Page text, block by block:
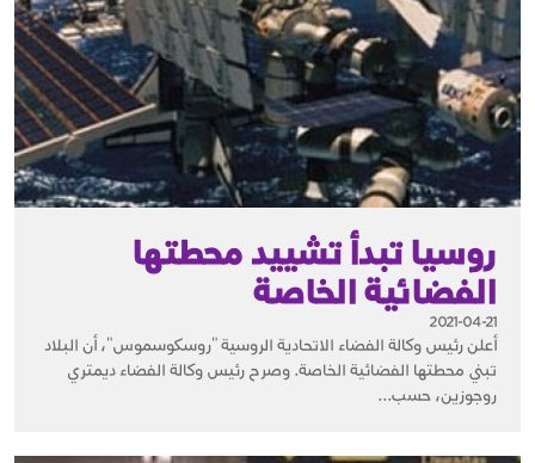
روسيا تبدأ تشييد محطتها
الفضائية الخاصة
2021-04-21
أعلن رئيس وكالة الفضاء الاتحادية الروسية "روسكوسموس"، أن البلاد
تبني محطتها الفضائية الخاصة. وصرح رئيس وكالة الفضاء ديمتري
روجوزين، حسب...